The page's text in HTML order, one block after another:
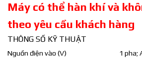
Máy có thể hàn khí và
theo yêu cầu khách hàng
THÔNG SỐ KỸ THUẬT
Nguồn điện vào (V) 1 pha;